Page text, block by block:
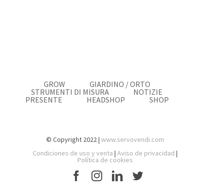
GROW
GIARDINO / ORTO
STRUMENTI DI MISURA
NOTIZIE
PRESENTE
HEADSHOP SHOP
© Copyright 2022 |www.servovendi.com
Condiciones de uso y venta |Aviso de privacidad |
Política de cookies
Facebook
Instagram
LinkedInTwitter